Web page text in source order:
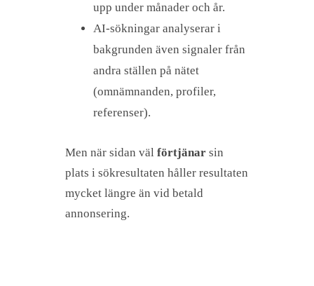
upp under månader och år.
AI-sökningar analyserar i
bakgrunden även signaler från
andra ställen på nätet
(omnämnanden, profiler,
referenser).
Men när sidan väl förtjänar sin
plats i sökresultaten håller resultaten
mycket längre än vid betald
annonsering.